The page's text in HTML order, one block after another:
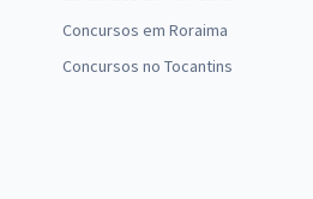
Concursos em Roraima
Concursos no Tocantins